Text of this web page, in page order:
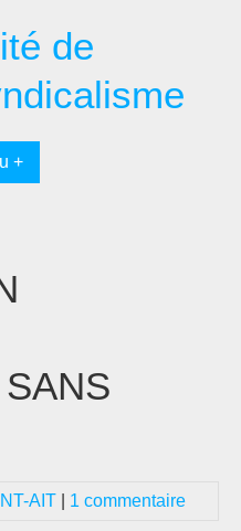
de
+
AIT 1 commentaire